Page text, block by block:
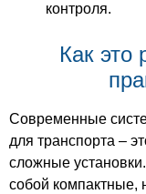
контроля.
Как это
Современные
для транспорта –
сложные
собой компактные,